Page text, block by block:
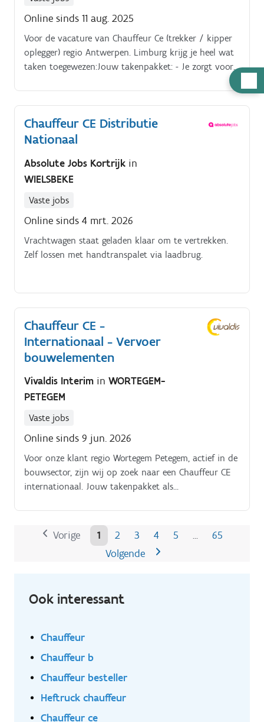
Online sinds 11 aug. 2025
Voor de vacature van Chauffeur Ce (trekker / kipper
oplegger) regio Antwerpen. Limburg krijg je heel wat
taken toegewezen:Jouw takenpakket: - Je zorgt voor
Antwerpen. Limburg)- Je bestuurt zelfstandig en op
eigen verantwoordelijkheid je vrachtwagen oplegger-
trekker- Je bent mee verantwoordelijk voor het
toezicht hierop- Je controleert maw regelmatig en
voor vertrek de technische geschiktheid van je
voertuig- Je bent daarnaast ook verantwoordelijk
voor de nodige werkdocumenten &
boorddocumenten- Je controleert je lading, ook
tijdens het laden en lossen. (vervoeren van
bouwmachines vrnl.)- Je houdt je strikt aan de
Chauffeur CE Distributie
Nationaal
Absolute Jobs Kortrijk in
WIELSBEKE
Vaste jobs
Online sinds 4 mrt. 2026
Vrachtwagen staat geladen klaar om te vertrekken.
Zelf lossen met handtranspalet via laadbrug.
Chauffeur CE -
Internationaal - Vervoer
bouwelementen
Vivaldis Interim in WORTEGEM-
PETEGEM
Vaste jobs
Online sinds 9 jun. 2026
Voor onze klant regio Wortegem Petegem, actief in de
bouwsector, zijn wij op zoek naar een Chauffeur CE
internationaal. Jouw takenpakket als
in Noord Frankrijk, dit in een omtrek van ongeveer
600 km rond de firma.
Vorige 1 2 3 4 5
65
Volgende
Ook interessant
Chauffeur
Chauffeur b
Chauffeur besteller
Heftruck chauffeur
Chauffeur ce